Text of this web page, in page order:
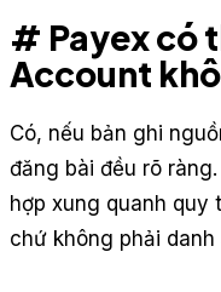
# Payex có
Account
Có, nếu bản ghi
đăng bài đều rõ
hợp xung quanh quy
chứ không phải